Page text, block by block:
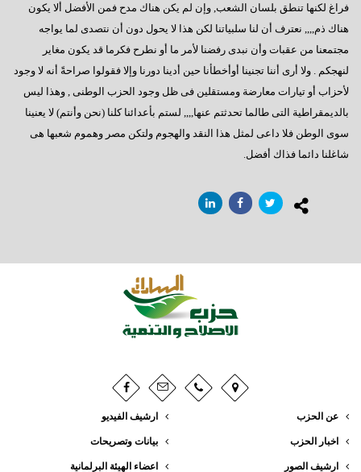
أيدى تحمى وأخرى تبنى
الإعضاء ورؤيتهم للتأسيس
مصر تنادينا,, إتركونى أتنفس
خايف على الثورة
مقال تم نشره في مجلة شتيرن الألمانية و التي تصدر أسبوعيا
شعب على شفا حفرة من نار
رؤوس الأفاعى
أنور عصمت السادات : مصر كما ينبغي
عبود الزمر وليس الفاروق عمر
حان وقت الحساب
خارطة الطريق
فراغ لكنها تنطق بلسان الشعب, وإن لم يكن هناك مدح فمن الأفضل ألا يكون
هناك ذم,,,, نعترف أن لنا سلبياتنا لكن هذا لا يحول دون أن نتصدى لما يواجه
مجتمعنا من عقبات وأن نبدى رفضنا لأمر ما أو نطرح فكرما قد يكون مغاير
لنهجكم . ولا أرى أننا تجنينا أوأخطأنا حين أدينا دورنا وإلا فقولوا صراحةً أنه لا وجود
لأحزاب أو تيارات معارضة ومستقلين فى ظل وجود الحزب الوطنى , وهذا ليس
بالديمقراطية التى طالما تحدثتم عنها,,,, لستم بأعدائنا كلنا (نحن وأنتم) لا يعنينا
سوى الوطن فلا داعى لمثل هذا النقد والهجوم ولتكن مصر وهموم شعبها هى
شاغلنا دائما فذاك أفضل.
عن الحزب
اخبار الحزب
ارشيف الصور
ارشيف الفيديو
بيانات وتصريحات
اعضاء الهيئة البرلمانية